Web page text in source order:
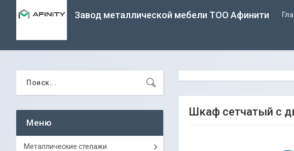
Завод металлической мебели ТОО Афинити
Шкаф сетчатый с
Металлические стелажи